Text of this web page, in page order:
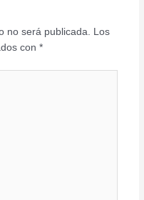
no será publicada.
Los
con *